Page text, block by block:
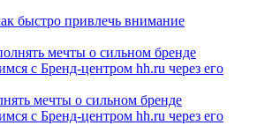
быстро привлечь внимание
мечты о сильном бренде
с Бренд-центром hh.ru через его